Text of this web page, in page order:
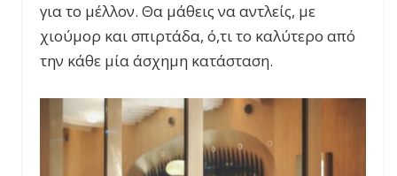
για το μέλλον. Θα μάθεις να αντλείς, με
χιούμορ και σπιρτάδα, ό,τι το καλύτερο από
την κάθε μία άσχημη κατάσταση.